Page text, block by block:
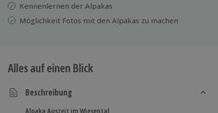
Kennenlernen der Alpakas
Möglichkeit Fotos mit den Alpakas zu machen
Alles auf einen Blick
Beschreibung
Alpaka Auszeit im Wiesental